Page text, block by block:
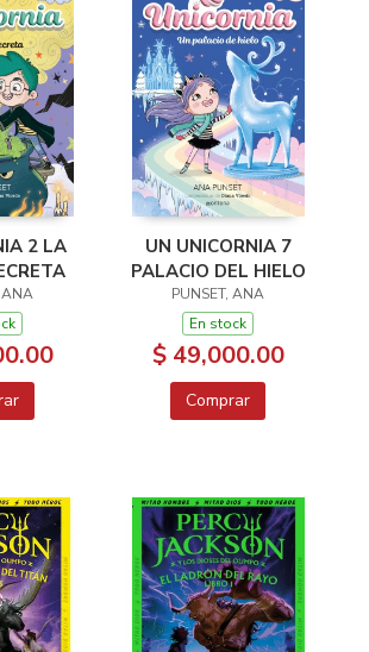
2 LA
ANA
UN UNICORNIA 7
PALACIO DEL HIELO
PUNSET, ANA
En stock
$ 49,000.00
Comprar